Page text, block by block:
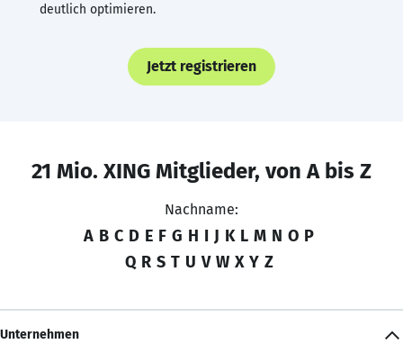
deutlich optimieren.
Jetzt registrieren
21 Mio. XING Mitglieder, von A bis Z
Nachname:
A B C D E F G H I J K L M N O P
Q R S T U V W X Y Z
Unternehmen